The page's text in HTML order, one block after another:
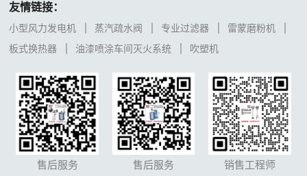
友情链接：
小型风力发电机 蒸汽疏水阀 专业过滤器
雷蒙磨粉机
板式换热器
油漆喷涂车间灭火系统 吹塑机
售后服务 售后服务 销售工程师